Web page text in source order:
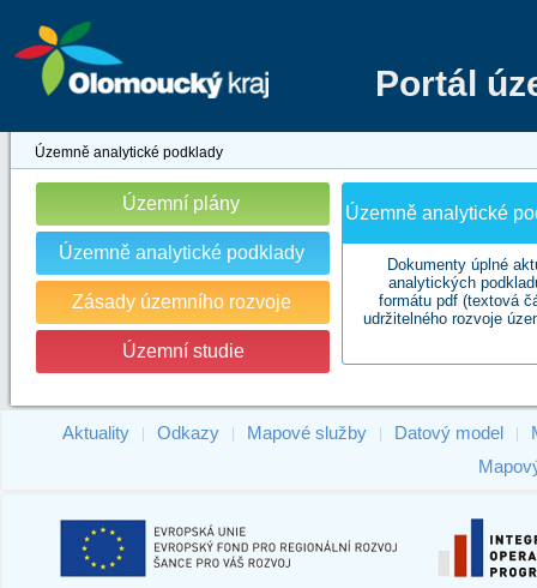
Portál
Územně analytické podklady
Územní plány
Územně analytické podklady
Zásady územního rozvoje
Územní studie
Územně analytické
Dokumenty úplné
analytických
formátu pdf (textová
udržitelného rozvoje
Aktuality Odkazy Mapové služby Datový model